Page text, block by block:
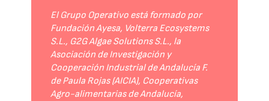
El Grupo Operativo está formado por
Fundación Ayesa, Volterra Ecosystems
S.L., G2G Algae Solutions S.L., la
Asociación de Investigación y
Cooperación Industrial de Andalucía F.
de Paula Rojas (AICIA), Cooperativas
Agro-alimentarias de Andalucía,